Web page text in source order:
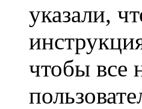
указали,
чтобы все